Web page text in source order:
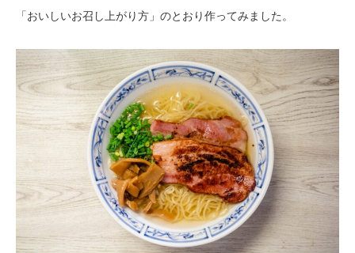
「おいしいお召し上がり方」のとおり作ってみました。